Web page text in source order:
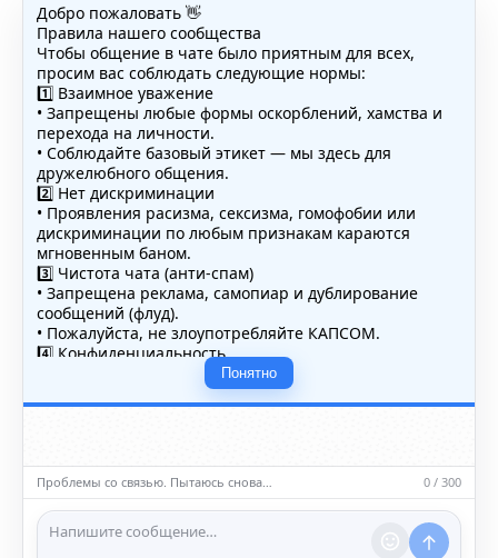
Добро пожаловать 👋
Правила нашего сообщества
Чтобы общение в чате было приятным для всех,
просим вас соблюдать следующие нормы:
1️⃣ Взаимное уважение
• Запрещены любые формы оскорблений, хамства и
перехода на личности.
• Соблюдайте базовый этикет — мы здесь для
дружелюбного общения.
2️⃣ Нет дискриминации
• Проявления расизма, сексизма, гомофобии или
дискриминации по любым признакам караются
мгновенным баном.
3️⃣ Чистота чата (анти-спам)
• Запрещена реклама, самопиар и дублирование
сообщений (флуд).
• Пожалуйста, не злоупотребляйте КАПСОМ.
4️⃣ Конфиденциальность
• Не публикуйте личные данные — свои или чужие
(телефоны, адреса, документы).
5️⃣ Уместность контента
насилию.
ℹ️ Модераторы и администраторы вправе удалять
сообщения и ограничивать доступ к чату при
нарушении правил.
Понятно
Проблемы со связью. Пытаюсь снова… 0 / 300